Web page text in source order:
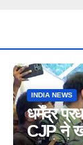
INDIA NEWS
धर्मेंद्र
CJP ने